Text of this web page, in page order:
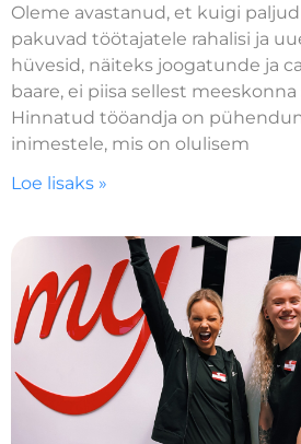
Oleme avastanud, et kuigi
pakuvad töötajatele rahalisi ja
hüvesid, näiteks joogatunde ja
baare, ei piisa sellest
Hinnatud tööandja on
inimestele, mis on olulisem
Loe lisaks »